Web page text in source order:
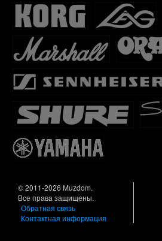
© 2011-2026 Muzdom.
Все права защищены.
Обратная связь
Контактная информация